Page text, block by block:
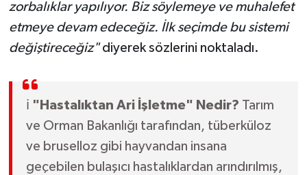
zorbalıklar yapılıyor. Biz söylemeye ve muhalefet
etmeye devam edeceğiz. İlk seçimde bu sistemi
değiştireceğiz"diyerek sözlerini noktaladı.
ℹ️ "Hastalıktan Ari İşletme" Nedir? Tarım
ve Orman Bakanlığı tarafından, tüberküloz
ve bruselloz gibi hayvandan insana
geçebilen bulaşıcı hastalıklardan arındırılmış,